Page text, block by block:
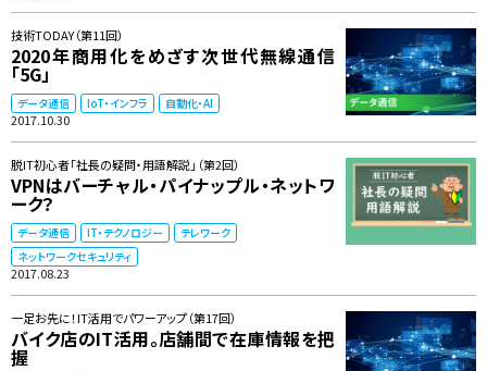
技術TODAY（第11回）
2020年商用化をめざす次世代無線通信
「5G」
データ通信 IoT・インフラ 自動化・AI
2017.10.30
脱IT初心者「社長の疑問・用語解説」（第2回）
VPNはバーチャル・パイナップル・ネットワ
ーク？
データ通信 IT・テクノロジー
テレワーク
ネットワークセキュリティ
2017.08.23
一足お先に！IT活用でパワーアップ（第17回）
バイク店のIT活用。店舗間で在庫情報を把
握